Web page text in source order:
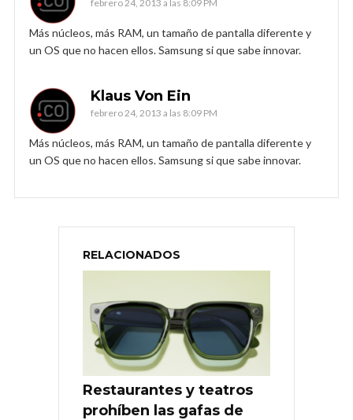
febrero 24, 2013 a las 8:09 PM
Más núcleos, más RAM, un tamaño de pantalla diferente y
un OS que no hacen ellos. Samsung si que sabe innovar.
Klaus Von Ein
febrero 24, 2013 a las 8:09 PM
Más núcleos, más RAM, un tamaño de pantalla diferente y
un OS que no hacen ellos. Samsung si que sabe innovar.
RELACIONADOS
Restaurantes y teatros
prohíben las gafas de